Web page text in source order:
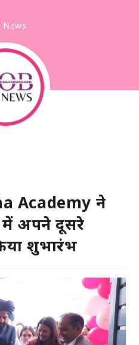
News
Academy ने
में अपने दूसरे
शुभारंभ